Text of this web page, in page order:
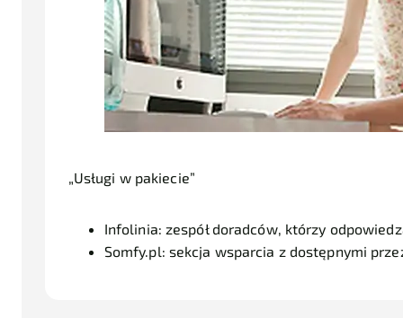
„Usługi w pakiecie”
Infolinia: zespół doradców, którzy
Somfy.pl: sekcja wsparcia z dostępnymi